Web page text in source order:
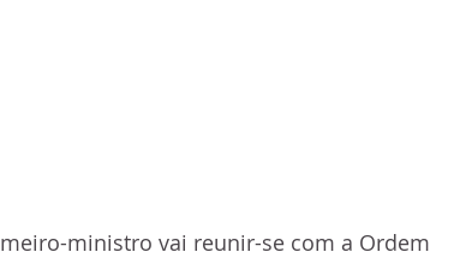
ministro vai reunir-se com a Ordem